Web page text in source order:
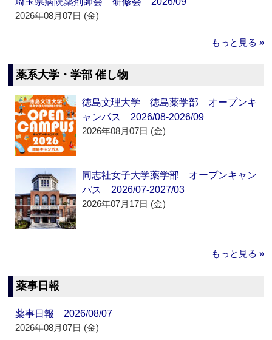
2026年08月07日 (金)
もっと見る »
薬系大学・学部 催し物
徳島文理大学 徳島薬学部 オープンキ
ャンパス 2026/08-2026/09
2026年08月07日 (金)
同志社女子大学薬学部 オープンキャン
パス 2026/07-2027/03
2026年07月17日 (金)
もっと見る »
薬事日報
薬事日報 2026/08/07
2026年08月07日 (金)